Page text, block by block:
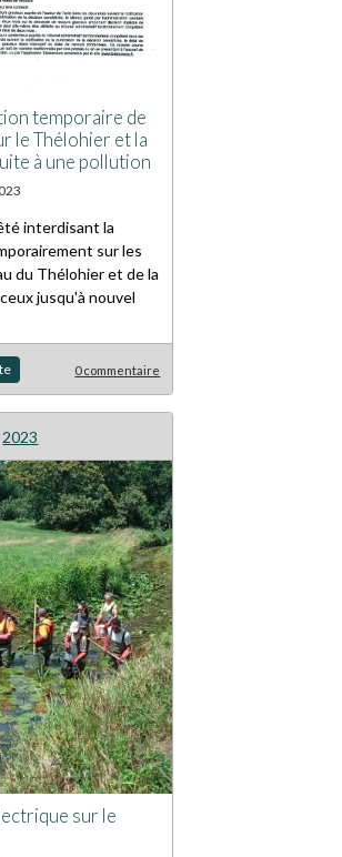
temporaire de
le Thélohier et la
à une pollution
interdisant la
sur les
du Thélohier et de la
jusqu'à nouvel
0 commentaire
2023
sur le